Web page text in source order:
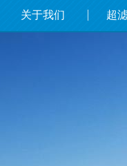
关于我们 超